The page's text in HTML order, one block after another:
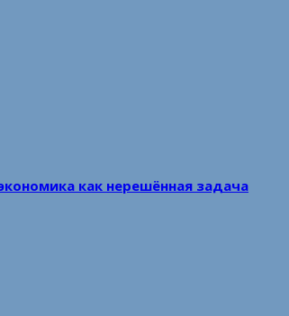
как нерешённая задача